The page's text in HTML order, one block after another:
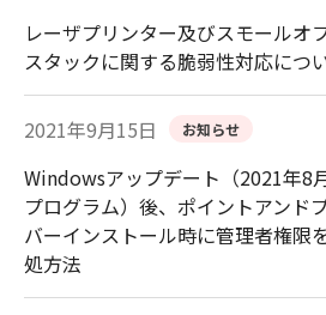
レーザプリンター及びスモールオ
スタックに関する脆弱性対応につ
2021年9月15日 お知らせ
Windowsアップデート（2021年8
プログラム）後、ポイントアンド
バーインストール時に管理者権限
処方法